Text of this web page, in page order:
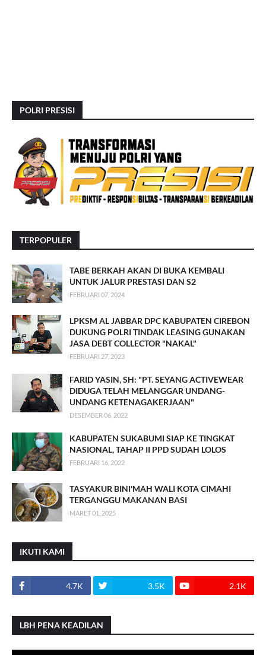
POLRI PRESISI
TERPOPULER
TABE BERKAH AKAN DI BUKA KEMBALI
UNTUK JALUR PRESTASI DAN S2
FEBRUARI 07, 2024
LPKSM AL JABBAR DPC KABUPATEN CIREBON
DUKUNG POLRI TINDAK LEASING GUNAKAN
JASA DEBT COLLECTOR "NAKAL"
FEBRUARI 27, 2023
FARID YASIN, SH: "PT. SEYANG ACTIVEWEAR
DIDUGA TELAH MELANGGAR UNDANG-
UNDANG KETENAGAKERJAAN"
DESEMBER 06, 2022
KABUPATEN SUKABUMI SIAP KE TINGKAT
NASIONAL, TAHAP II PPD SUDAH LOLOS
FEBRUARI 16, 2022
TASYAKUR BINI'MAH WALI KOTA CIMAHI
TERGANGGU MAKANAN BASI
MARET 01, 2025
IKUTI KAMI
4.7K 3.5K 2.1K
LBH PENA KEADILAN